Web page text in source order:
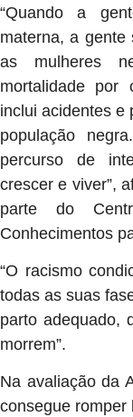
“Quando a
materna, a gente
as mulheres
mortalidade por
inclui acidentes e
população
percurso de
crescer e viver”,
parte do
Conhecimentos
“O racismo
todas as suas
parto adequado,
morrem”.
Na avaliação da
consegue romper